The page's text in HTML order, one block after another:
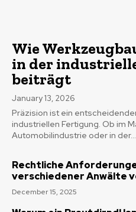
Wie
in der
beiträgt
January 13, 2026
Präzision ist ein
industriellen Fertigung. Ob im
Automobilindustrie oder in der...
Rechtliche
verschiedener Anwälte
December 15, 2025